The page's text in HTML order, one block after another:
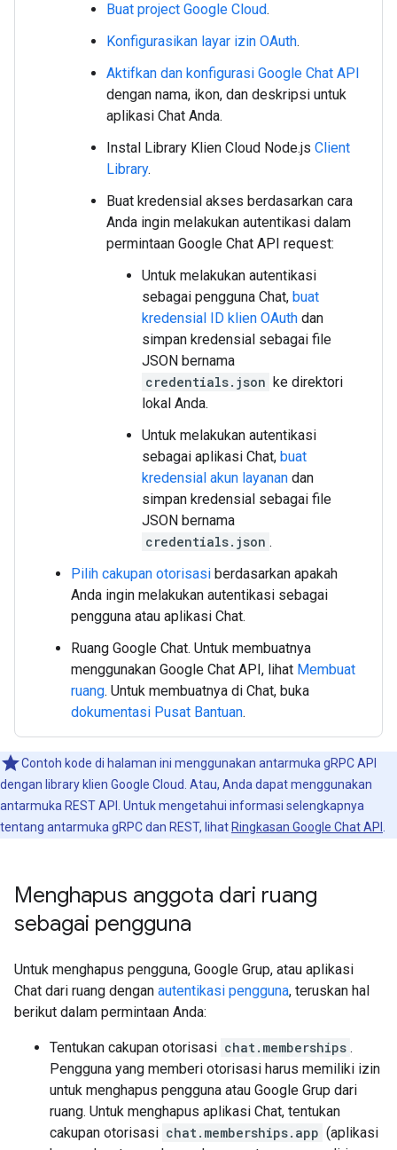
Buat project Google Cloud.
Konfigurasikan layar izin OAuth.
Aktifkan dan konfigurasi Google Chat API
dengan nama, ikon, dan deskripsi untuk
aplikasi Chat Anda.
Instal Library Klien Cloud Node.js Client
Library.
Buat kredensial akses berdasarkan cara
Anda ingin melakukan autentikasi dalam
permintaan Google Chat API request:
Untuk melakukan autentikasi
sebagai pengguna Chat, buat
kredensial ID klien OAuth dan
simpan kredensial sebagai file
JSON bernama
credentials.json ke direktori
lokal Anda.
Untuk melakukan autentikasi
sebagai aplikasi Chat, buat
kredensial akun layanan dan
simpan kredensial sebagai file
JSON bernama
credentials.json .
Pilih cakupan otorisasi berdasarkan apakah
Anda ingin melakukan autentikasi sebagai
pengguna atau aplikasi Chat.
Ruang Google Chat. Untuk membuatnya
menggunakan Google Chat API, lihat Membuat
ruang. Untuk membuatnya di Chat, buka
dokumentasi Pusat Bantuan.
Contoh kode di halaman ini menggunakan antarmuka gRPC API
dengan library klien Google Cloud. Atau, Anda dapat menggunakan
antarmuka REST API. Untuk mengetahui informasi selengkapnya
tentang antarmuka gRPC dan REST, lihat Ringkasan Google Chat API
Menghapus anggota dari ruang
sebagai pengguna
Untuk menghapus pengguna, Google Grup, atau aplikasi
Chat dari ruang dengan autentikasi pengguna, teruskan hal
berikut dalam permintaan Anda:
Tentukan cakupan otorisasi chat.memberships .
Pengguna yang memberi otorisasi harus memiliki izin
untuk menghapus pengguna atau Google Grup dari
ruang. Untuk menghapus aplikasi Chat, tentukan
cakupan otorisasi chat.memberships.app (aplikasi